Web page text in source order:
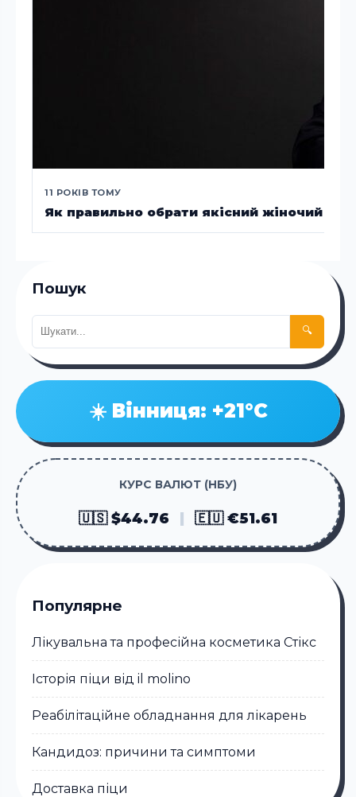
11 РОКІВ ТОМУ
Як правильно обрати якісний жіночий
Пошук
🔍
☀️ Вінниця: +21°C
КУРС ВАЛЮТ (НБУ)
🇺🇸 $44.76 🇪🇺 €51.61
Популярне
Лікувальна та професійна косметика Стікc
Історія піци від il molino
Реабілітаційне обладнання для лікарень
Кандидоз: причини та симптоми
Доставка піци